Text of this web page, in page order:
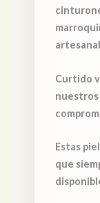
Curtido
Estas
que